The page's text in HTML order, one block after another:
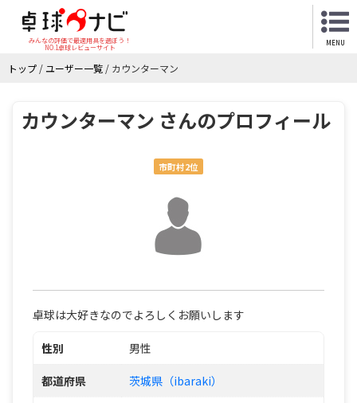
みんなの評価で最適用具を選ぼう！
NO.1卓球レビューサイト
MENU
トップ / ユーザー一覧 / カウンターマン
カウンターマン さんのプロフィール
市町村2位
卓球は大好きなのでよろしくお願いします
性別 男性
都道府県 茨城県（ibaraki）